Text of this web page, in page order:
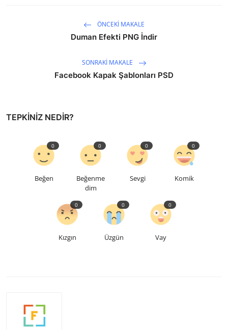
ÖNCEKI MAKALE
Duman Efekti PNG İndir
SONRAKI MAKALE
Facebook Kapak Şablonları PSD
TEPKINIZ NEDIR?
Beğen
0
Beğenme
dim
0
Sevgi
0
Komik
0
Kızgın
0
Üzgün
0
Vay
0